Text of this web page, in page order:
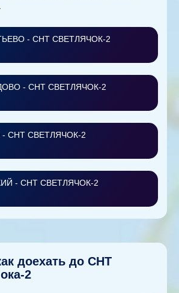
- СНТ СВЕТЛЯЧОК-2
- СНТ СВЕТЛЯЧОК-2
СНТ СВЕТЛЯЧОК-2
- СНТ СВЕТЛЯЧОК-2
доехать до СНТ
2